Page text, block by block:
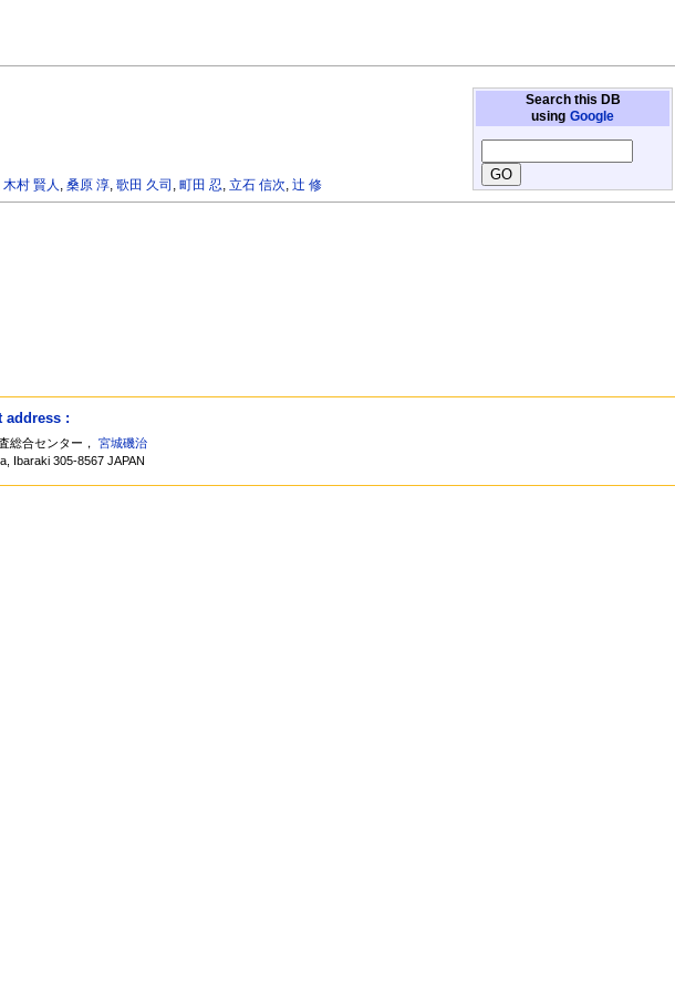
Search this DB
using Google
木村 賢人 ,桑原 淳,歌田 久司 ,町田 忍,立石 信次,辻 修
address :
総合センター，宮城磯治
Ibaraki 305-8567 JAPAN